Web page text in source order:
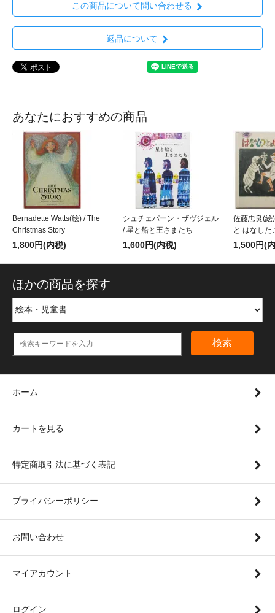
この商品について問い合わせる
返品について
あなたにおすすめの商品
Bernadette Watts(絵) / The
Christmas Story
1,800円(内税)
シュチェパーン・ザヴジェル
/ 星と船と王さまたち
1,600円(内税)
佐藤忠良(絵
と はなした
1,500円(
ほかの商品を探す
検索
ホーム
カートを見る
特定商取引法に基づく表記
プライバシーポリシー
お問い合わせ
マイアカウント
ログイン